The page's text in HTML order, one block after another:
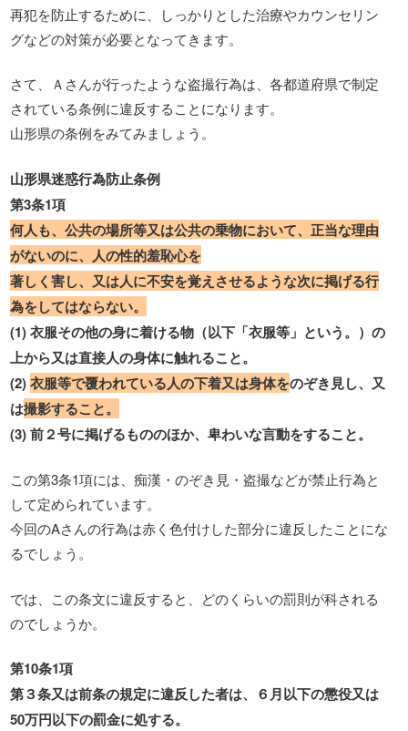
再犯を防止するために、しっかりとした治療やカウンセリン
グなどの対策が必要となってきます。
さて、Ａさんが行ったような盗撮行為は、各都道府県で制定
されている条例に違反することになります。
山形県の条例をみてみましょう。
山形県迷惑行為防止条例
第3条1項
何人も、公共の場所等又は公共の乗物において、正当な理由
がないのに、人の性的羞恥心を
著しく害し、又は人に不安を覚えさせるような次に掲げる行
為をしてはならない。
(1) 衣服その他の身に着ける物（以下「衣服等」という。）の
上から又は直接人の身体に触れること。
(2)衣服等で覆われている人の下着又は身体をのぞき見し、又
は撮影すること。
(3) 前２号に掲げるもののほか、卑わいな言動をすること。
この第3条1項には、痴漢・のぞき見・盗撮などが禁止行為と
して定められています。
今回のAさんの行為は赤く色付けした部分に違反したことにな
るでしょう。
では、この条文に違反すると、どのくらいの罰則が科される
のでしょうか。
第10条1項
第３条又は前条の規定に違反した者は、６月以下の懲役又は
50万円以下の罰金に処する。